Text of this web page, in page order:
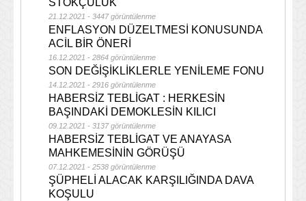
STOKÇULUK
21.12.2021 - 3447 görüntülenme
ENFLASYON DÜZELTMESİ KONUSUNDA
ACİL BİR ÖNERİ
16.12.2021 - 2864 görüntülenme
SON DEĞİŞİKLİKLERLE YENİLEME FONU
14.12.2021 - 2916 görüntülenme
HABERSİZ TEBLİGAT : HERKESİN
BAŞINDAKİ DEMOKLESİN KILICI
09.12.2021 - 3137 görüntülenme
HABERSİZ TEBLİGAT VE ANAYASA
MAHKEMESİNİN GÖRÜŞÜ
07.12.2021 - 2538 görüntülenme
ŞÜPHELİ ALACAK KARŞILIĞINDA DAVA
KOŞULU